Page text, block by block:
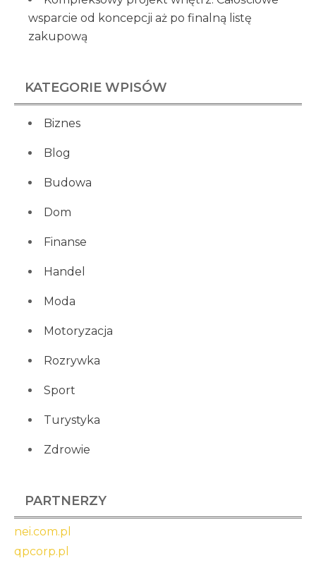
wsparcie od koncepcji aż po finalną listę
zakupową
KATEGORIE WPISÓW
Biznes
Blog
Budowa
Dom
Finanse
Handel
Moda
Motoryzacja
Rozrywka
Sport
Turystyka
Zdrowie
PARTNERZY
nei.com.pl
qpcorp.pl